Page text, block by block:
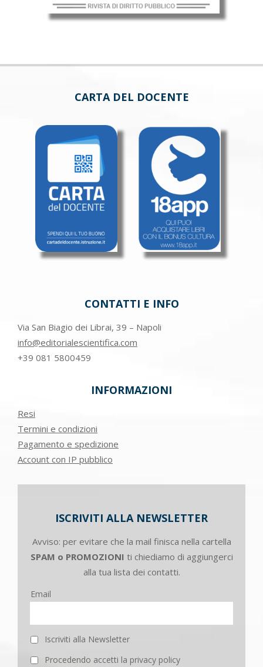
CARTA DEL DOCENTE
CONTATTI E INFO
Via San Biagio dei Librai, 39 – Napoli
info@editorialescientifica.com
+39 081 5800459
INFORMAZIONI
Resi
Termini e condizioni
Pagamento e spedizione
Account con IP pubblico
ISCRIVITI ALLA NEWSLETTER
Avviso: per evitare che la mail finisca nella cartella
SPAM o PROMOZIONI ti chiediamo di aggiungerci
alla tua lista dei contatti.
Email
Iscriviti alla Newsletter
Procedendo accetti la privacy policy